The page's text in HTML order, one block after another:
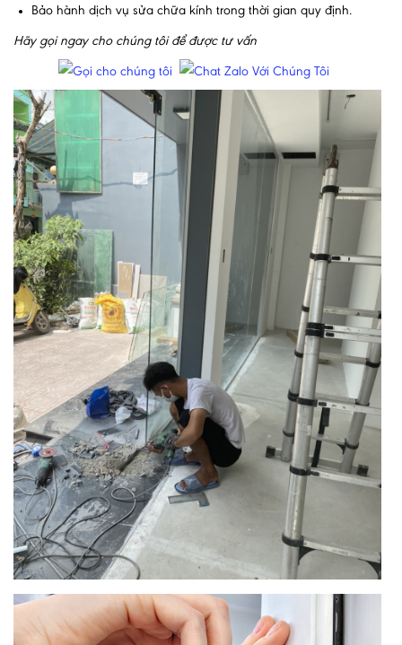
Bảo hành dịch vụ sửa chữa kính trong thời gian quy định.
Hãy gọi ngay cho chúng tôi để được tư vấn